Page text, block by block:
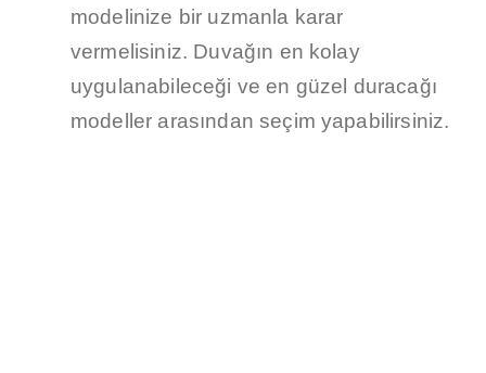
modelinize bir uzmanla karar
vermelisiniz. Duvağın en kolay
uygulanabileceği ve en güzel duracağı
modeller arasından seçim yapabilirsiniz.